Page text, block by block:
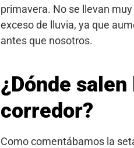
primavera. No se llevan
exceso de lluvia, ya que
antes que nosotros.
¿Dónde
corredor?
Como comentábamos la